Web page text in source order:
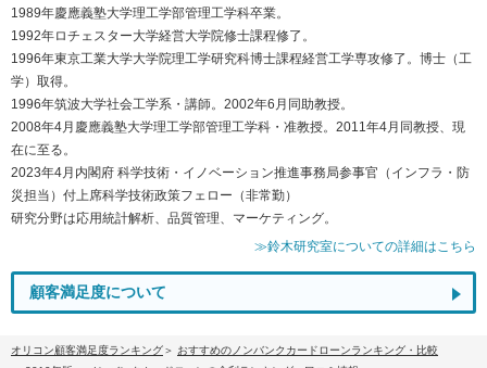
1989年慶應義塾大学理工学部管理工学科卒業。
1992年ロチェスター大学経営大学院修士課程修了。
1996年東京工業大学大学院理工学研究科博士課程経営工学専攻修了。博士（工
学）取得。
1996年筑波大学社会工学系・講師。2002年6月同助教授。
2008年4月慶應義塾大学理工学部管理工学科・准教授。2011年4月同教授、現
在に至る。
2023年4月内閣府 科学技術・イノベーション推進事務局参事官（インフラ・防
災担当）付上席科学技術政策フェロー（非常勤）
研究分野は応用統計解析、品質管理、マーケティング。
≫鈴木研究室についての詳細はこちら
顧客満足度について
オリコン顧客満足度ランキング
おすすめのノンバンクカードローンランキング・比較